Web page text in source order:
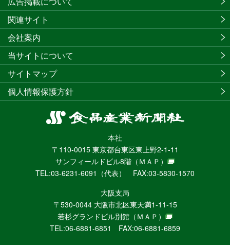
食
産
業
新
聞
社
ニ
ュ
ー
本社
〒110-0015 東京都台東区東上野2-1-11
サンフィールドビル8階 （ＭＡＰ）
TEL:03-6231-6091（代表） FAX:03-5830-1570
大阪支局
〒530-0044 大阪市北区東天満1-11-15
若杉グランドビル別館 （ＭＡＰ）
TEL:06-6881-6851 FAX:06-6881-6859
関連サイト
会社案内
当サイトについて
サイトマップ
個人情報保護方針